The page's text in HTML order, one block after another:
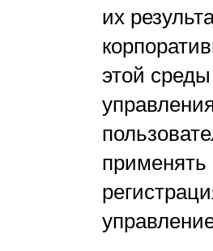
их
этой
применять